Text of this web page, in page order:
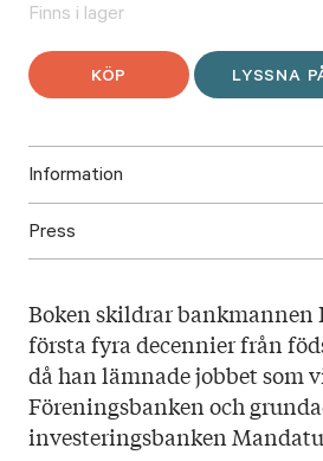
Finns i lager
KÖP LYSSNA
Information
ISBN: 9789523334274
Titel: Från barrikaderna till
Språk: Svenska
Sidantal: 415
Format: Inbunden
Press
Boken skildrar bankmannen
första fyra decennier från
då han lämnade jobbet som
Föreningsbanken och
investeringsbanken